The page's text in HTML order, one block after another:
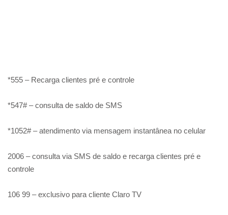
*555 – Recarga clientes pré e controle
*547# – consulta de saldo de SMS
*1052# – atendimento via mensagem instantânea no celular
2006 – consulta via SMS de saldo e recarga clientes pré e
controle
106 99 – exclusivo para cliente Claro TV